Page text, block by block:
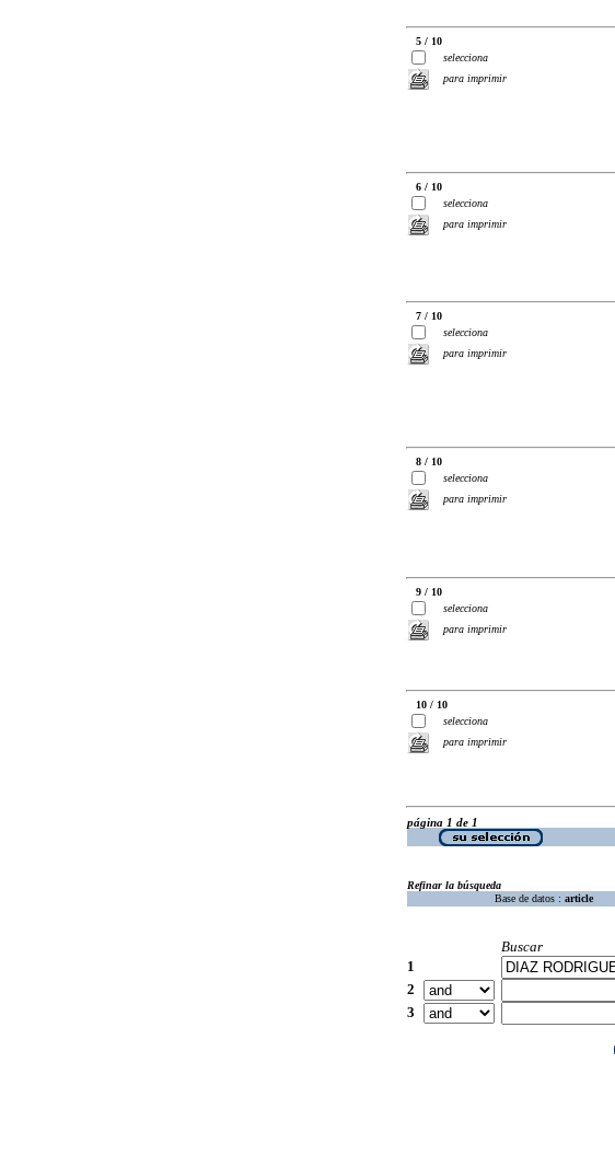
5 / 10
selecciona
para imprimir
6 / 10
selecciona
para imprimir
7 / 10
selecciona
para imprimir
8 / 10
selecciona
para imprimir
9 / 10
selecciona
para imprimir
10 / 10
selecciona
para imprimir
página 1 de 1
Refinar la búsqueda
Base de datos : article
Buscar
1
2
3